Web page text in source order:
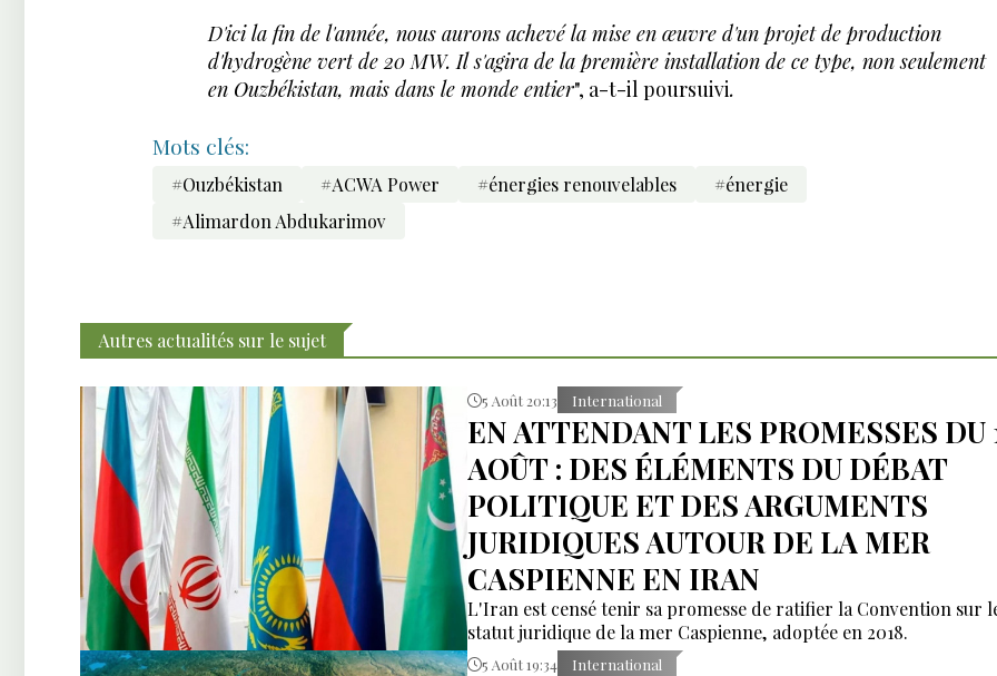
D'ici la fin de l'année, nous aurons achevé la mise en œuvre d'un projet de production
d'hydrogène vert de 20 MW. Il s'agira de la première installation de ce type, non seulement
en Ouzbékistan, mais dans le monde entier", a-t-il poursuivi.
Mots clés:
#Ouzbékistan #ACWA Power #énergies renouvelables
#énergie
#Alimardon Abdukarimov
Autres actualités sur le sujet
5 Août 20:13 International
EN ATTENDANT LES PROMESSES DU
AOÛT : DES ÉLÉMENTS DU DÉBAT
POLITIQUE ET DES ARGUMENTS
JURIDIQUES AUTOUR DE LA MER
CASPIENNE EN IRAN
L'Iran est censé tenir sa promesse de ratifier la Convention sur
statut juridique de la mer Caspienne, adoptée en 2018.
5 Août 19:34 International